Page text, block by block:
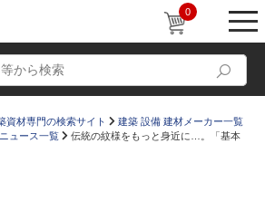
0
資材専門の検索サイト
建築 設備 建材メーカー一覧
ニュース一覧
伝統の紋様をもっと身近に…。「基本